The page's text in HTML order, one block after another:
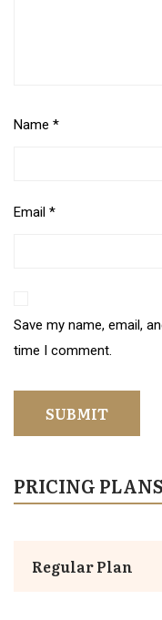
Name *
Email *
Save my name, email,
time I comment.
PRICING PLANS
Regular Plan